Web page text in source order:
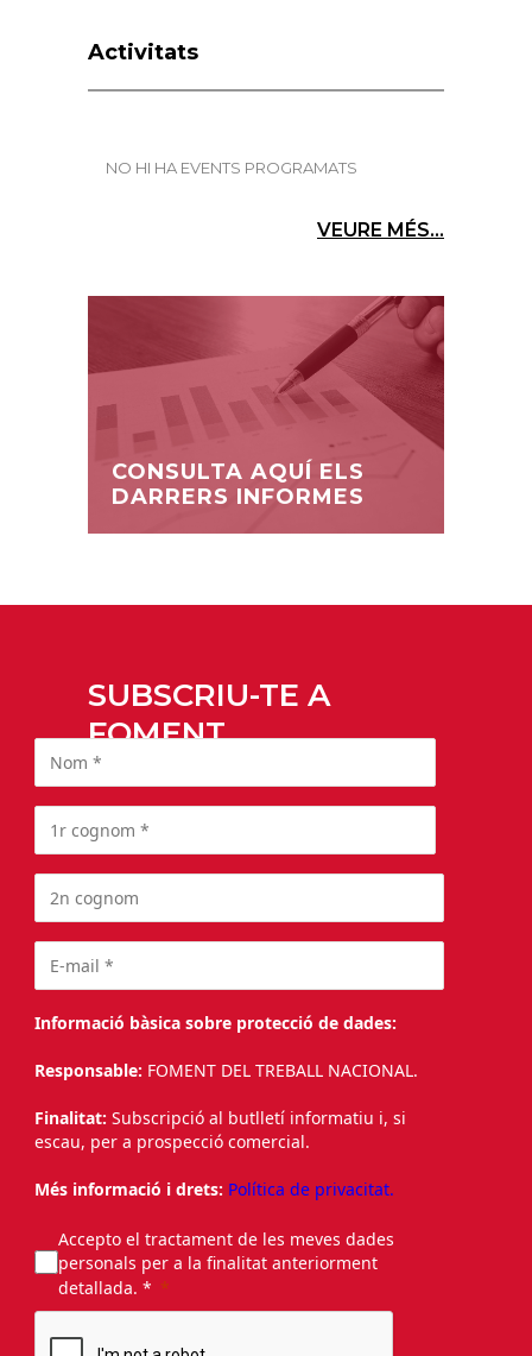
Activitats
NO HI HA EVENTS PROGRAMATS
VEURE MÉS...
CONSULTA AQUÍ ELS
DARRERS INFORMES
SUBSCRIU-TE A
FOMENT
Informació bàsica sobre protecció de dades:
Responsable: FOMENT DEL TREBALL NACIONAL.
Finalitat: Subscripció al butlletí informatiu i, si
escau, per a prospecció comercial.
Més informació i drets: Política de privacitat.
Accepto el tractament de les meves dades
personals per a la finalitat anteriorment
detallada. *